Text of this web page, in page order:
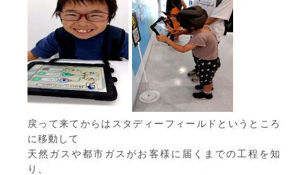
戻って来てからはスタディーフィールドというところ
に移動して
天然ガスや都市ガスがお客様に届くまでの工程を知
り、